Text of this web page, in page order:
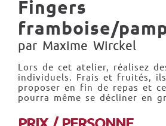
Fingers
framboise/
par Maxime Wirckel
Lors de cet atelier, réalisez
individuels. Frais et fruités,
proposer en fin de repas et
pourra même se décliner en